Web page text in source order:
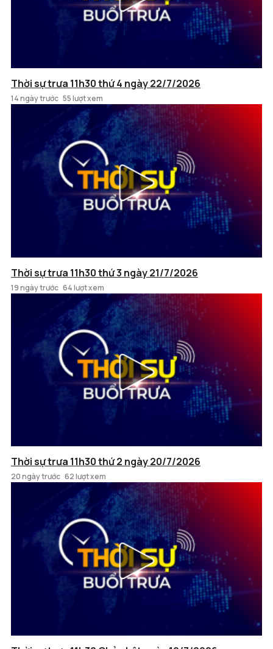
Thời sự trưa 11h30 thứ 4 ngày 22/7/2026
14 ngày trước 55 lượt xem
Thời sự trưa 11h30 thứ 3 ngày 21/7/2026
19 ngày trước 64 lượt xem
Thời sự trưa 11h30 thứ 2 ngày 20/7/2026
20 ngày trước 62 lượt xem